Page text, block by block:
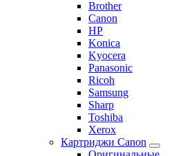
Brother
Canon
HP
Konica
Kyocera
Panasonic
Ricoh
Samsung
Sharp
Toshiba
Xerox
Картриджи Canon